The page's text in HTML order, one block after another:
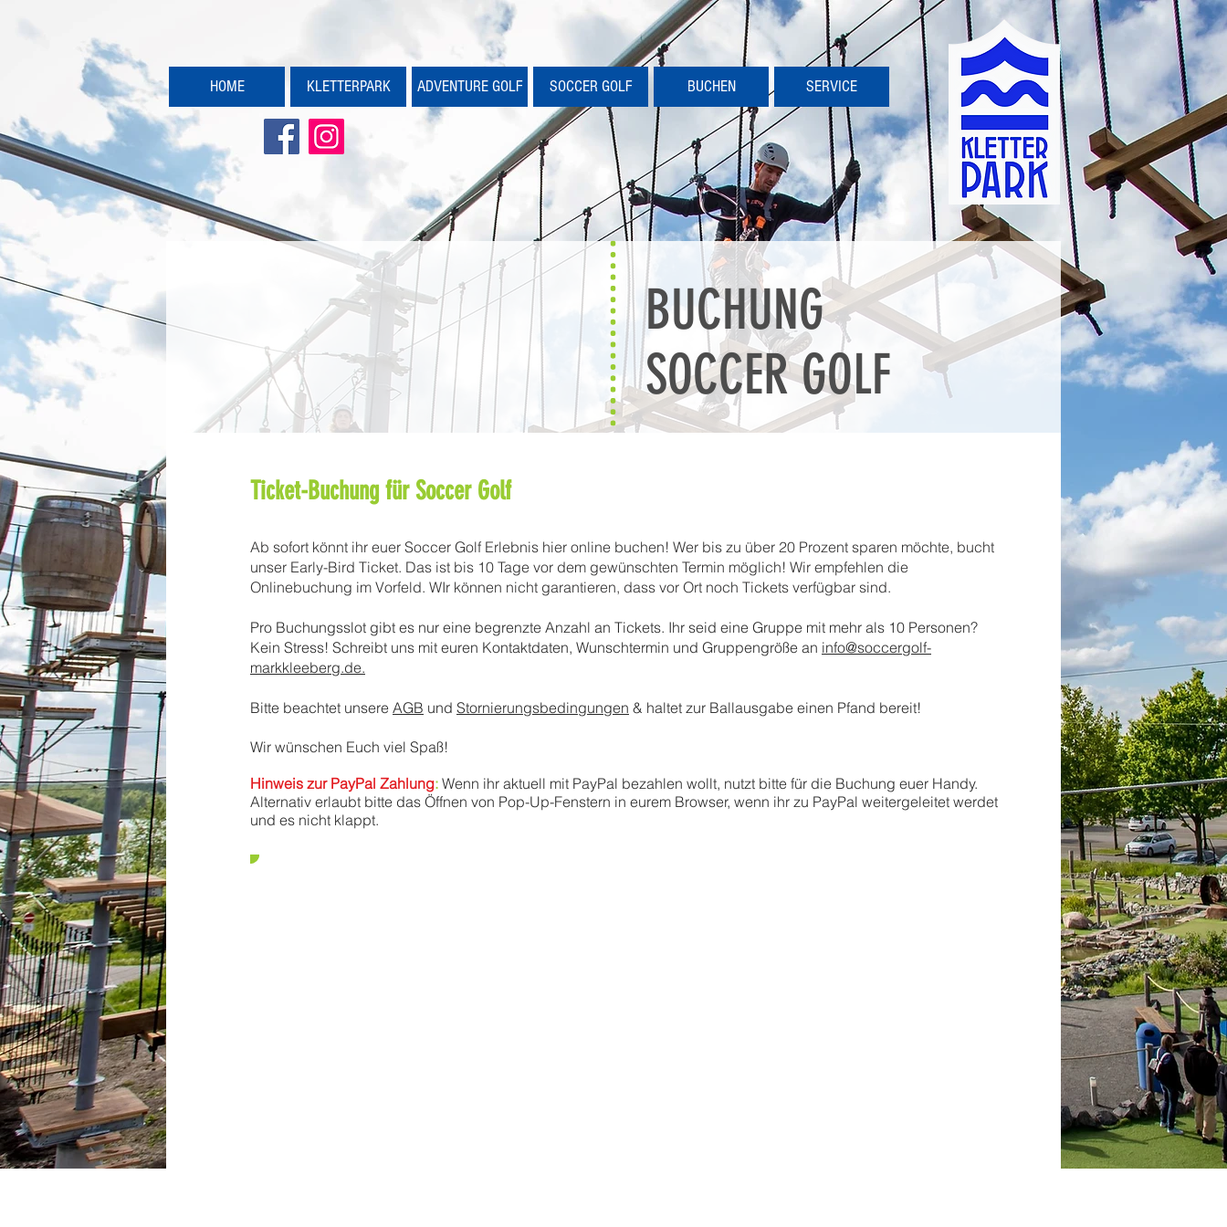
HOME KLETTERPARK ADVENTURE GOLF SOCCER GOLF BUCHEN SERVICE
BUCHUNG
SOCCER GOLF
Ticket-Buchung für Soccer Golf
Ab sofort könnt ihr euer Soccer Golf Erlebnis hier online buchen! Wer bis zu über 20 Prozent sparen möchte, bucht
unser Early-Bird Ticket. Das ist bis 10 Tage vor dem gewünschten Termin möglich! Wir empfehlen die
Onlinebuchung im Vorfeld. WIr können nicht garantieren, dass vor Ort noch Tickets verfügbar sind.
Pro Buchungsslot gibt es nur eine begrenzte Anzahl an Tickets. Ihr seid eine Gruppe mit mehr als 10 Personen?
Kein Stress! Schreibt uns mit euren Kontaktdaten, Wunschtermin und Gruppengröße an info@soccergolf-
markkleeberg.de.
Bitte beachtet unsere AGB und Stornierungsbedingungen & haltet zur Ballausgabe einen Pfand bereit!
Wir wünschen Euch viel Spaß!
Hinweis zur PayPal Zahlung: Wenn ihr aktuell mit PayPal bezahlen wollt, nutzt bitte für die Buchung euer Handy.
Alternativ erlaubt bitte das Öffnen von Pop-Up-Fenstern in eurem Browser, wenn ihr zu PayPal weitergeleitet werdet
und es nicht klappt.